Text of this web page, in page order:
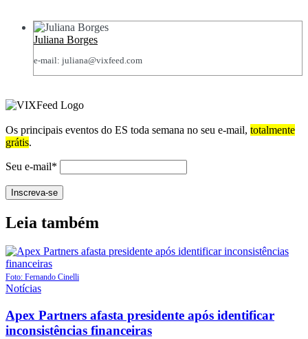
Juliana Borges
e-mail: juliana@vixfeed.com
Os principais eventos do ES toda semana no seu e-mail, totalmente
grátis.
Seu e-mail*
Leia também
Foto: Fernando Cinelli
Notícias
Apex Partners afasta presidente após identificar
inconsistências financeiras